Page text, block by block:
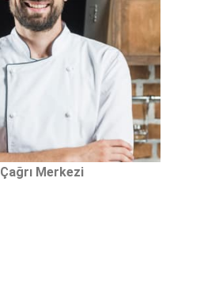
Çağrı Merkezi